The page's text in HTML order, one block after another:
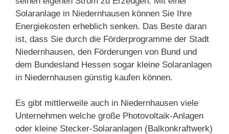
Solaranlage in Niedernhausen können Sie Ihre
Energiekosten erheblich senken. Das Beste daran
ist, dass Sie durch die Förderprogramme der Stadt
Niedernhausen, den Förderungen von Bund und
dem Bundesland Hessen sogar kleine Solaranlagen
in Niedernhausen günstig kaufen können.
Es gibt mittlerweile auch in Niedernhausen viele
Unternehmen welche große Photovoltaik-Anlagen
oder kleine Stecker-Solaranlagen (Balkonkraftwerk)